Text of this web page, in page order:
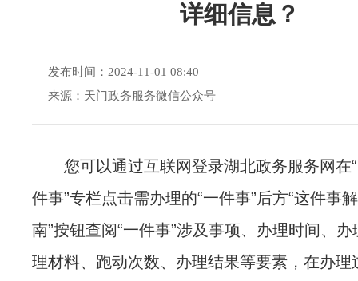
详细信息？
发布时间：2024-11-01 08:40
来源：天门政务服务微信公众号
您可以通过互联网登录湖北政务服务网在
件事”专栏点击需办理的“一件事”后方“这件事
南”按钮查阅“一件事”涉及事项、办理时间、
理材料、跑动次数、办理结果等要素，在办理